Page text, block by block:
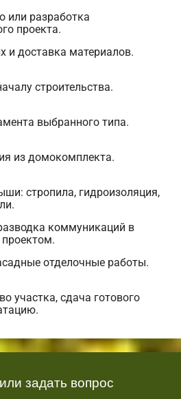
или разработка
проекта.
и доставка материалов.
строительства.
выбранного типа.
из домокомплекта.
стропила, гидроизоляция,
коммуникаций в
проектом.
отделочные работы.
участка, сдача готового
задать вопрос